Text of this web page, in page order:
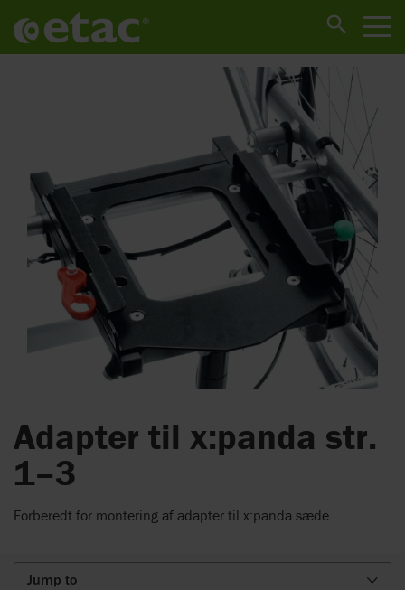
Adapter til x:panda str.
1–3
Forberedt for montering af adapter til x:panda sæde.
Jump to